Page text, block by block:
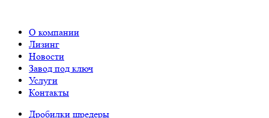
О компании
Лизинг
Новости
Завод под ключ
Услуги
Контакты
Дробилки шредеры